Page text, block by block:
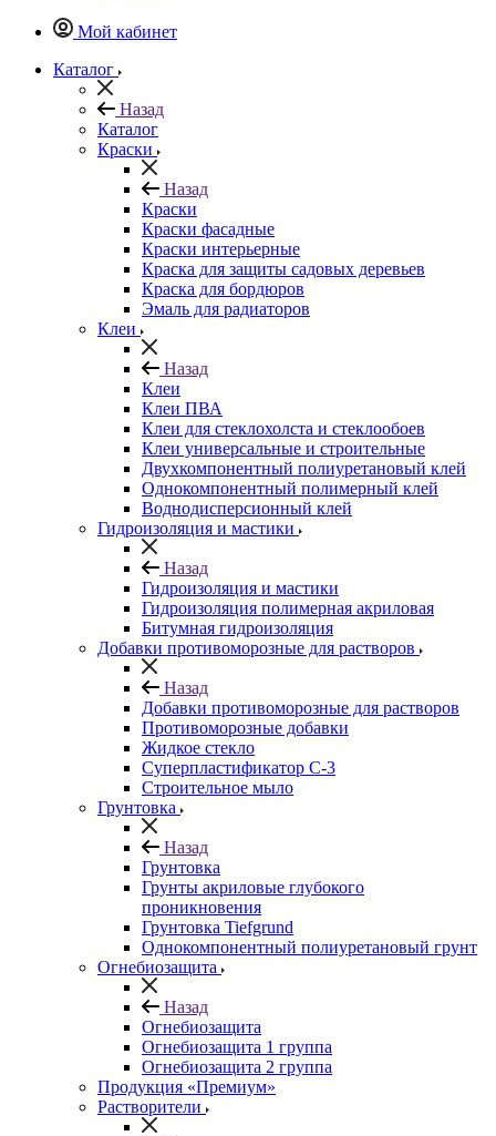
Мой кабинет
Каталог
Назад
Каталог
Краски
Назад
Краски
Краски фасадные
Краски интерьерные
Краска для защиты садовых деревьев
⁠Краска для бордюров
Эмаль для радиаторов
Клеи
Назад
Клеи
Клеи ПВА
Клеи для стеклохолста и стеклообоев
Клеи универсальные и строительные
Двухкомпонентный полиуретановый клей
Однокомпонентный полимерный клей
Воднодисперсионный клей
Гидроизоляция и мастики
Назад
Гидроизоляция и мастики
Гидроизоляция полимерная акриловая
Битумная гидроизоляция
Добавки противоморозные для растворов
Назад
Добавки противоморозные для растворов
Противоморозные добавки
Жидкое стекло
Суперпластификатор С-3
Строительное мыло
Грунтовка
Назад
Грунтовка
Грунты акриловые глубокого
проникновения
Грунтовка Tiefgrund
Однокомпонентный полиуретановый грунт
Огнебиозащита
Назад
Огнебиозащита
Огнебиозащита 1 группа
Огнебиозащита 2 группа
Продукция «Премиум»
Растворители